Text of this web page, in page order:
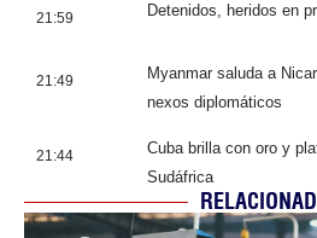
21:59 Detenidos, heridos en
21:49
Myanmar saluda a
nexos diplomáticos
21:44
Cuba brilla con oro y
Sudáfrica